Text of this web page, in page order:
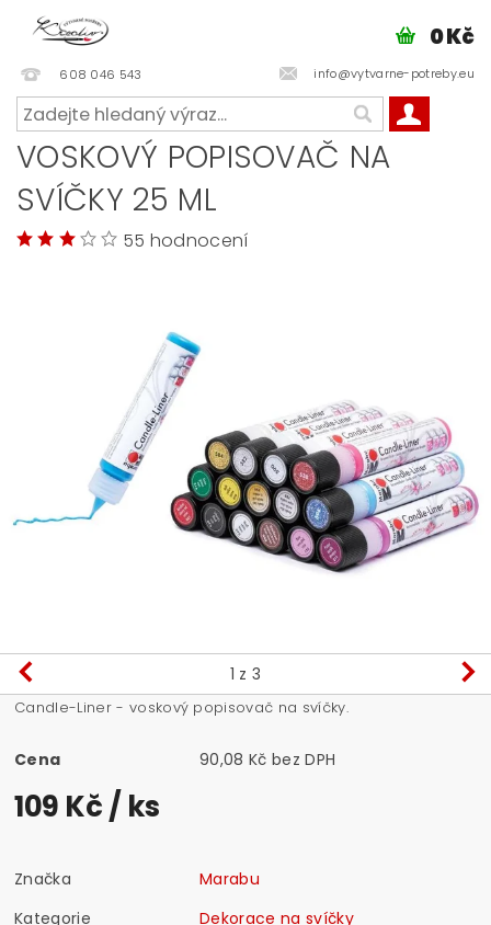
608 046 543 info@vytvarne-potreby.eu
0 Kč
VOSKOVÝ POPISOVAČ NA
SVÍČKY 25 ML
55 hodnocení
1 z 3
Candle-Liner - voskový popisovač na svíčky.
Cena 90,08 Kč bez DPH
109 Kč/ ks
Značka
Marabu
Kategorie
Dekorace na svíčky